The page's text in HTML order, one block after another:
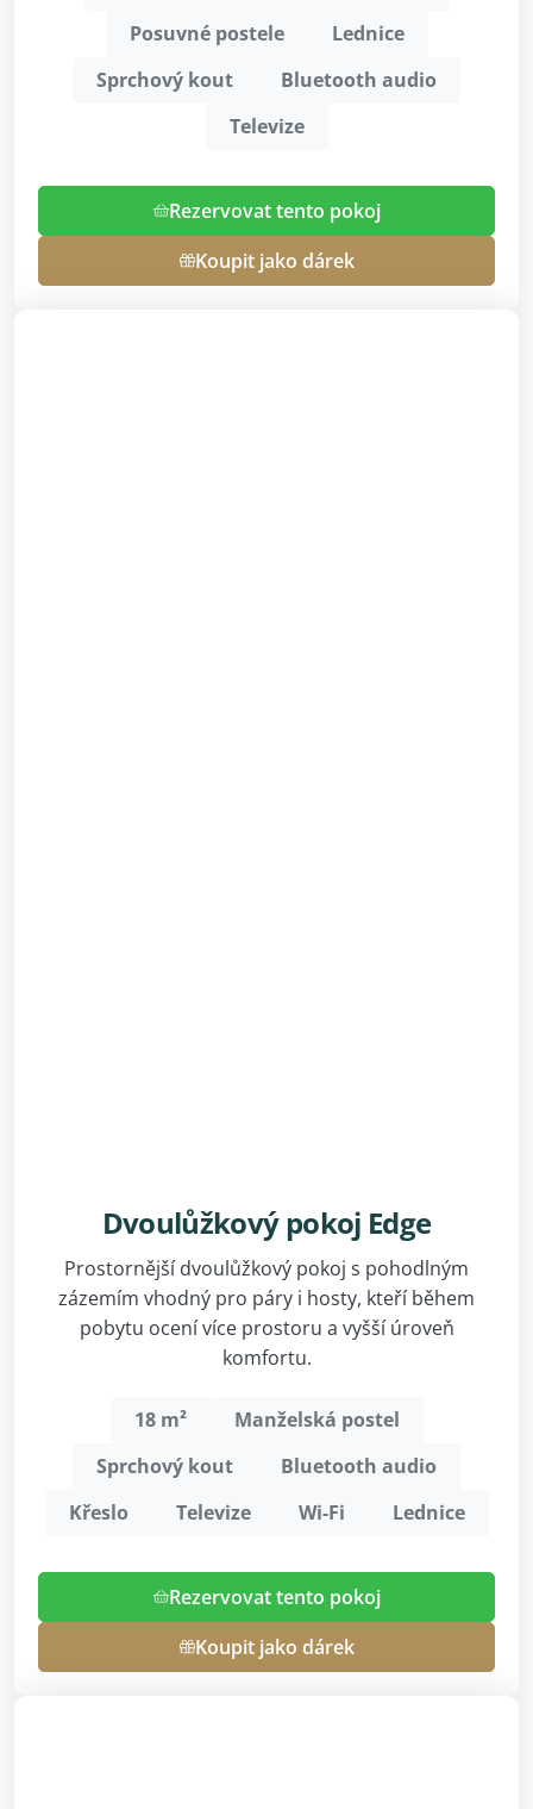
Posuvné postele
Lednice
Sprchový kout
Bluetooth audio
Televize
Rezervovat tento pokoj
Koupit jako dárek
Dvoulůžkový pokoj Edge
Prostornější dvoulůžkový pokoj s pohodlným
zázemím vhodný pro páry i hosty, kteří během
pobytu ocení více prostoru a vyšší úroveň
komfortu.
18 m²
Manželská postel
Sprchový kout
Bluetooth audio
Křeslo
Televize Wi-Fi Lednice
Rezervovat tento pokoj
Koupit jako dárek